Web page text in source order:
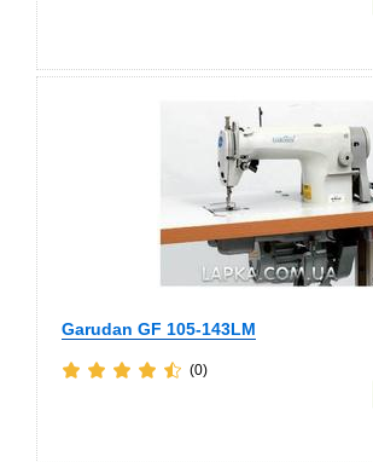
Garudan GF 105-143LM
(0)